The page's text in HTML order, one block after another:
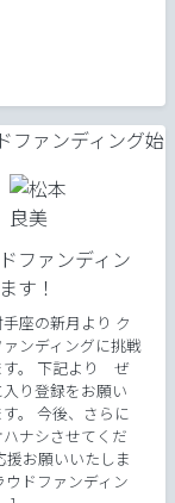
ファンディン
す！
座の新月より ク
ァンディングに挑戦
す。 下記より ぜ
り登録をお願い
。 今後、さらに
ナシさせてくだ
援お願いいたしま
ウドファンディン